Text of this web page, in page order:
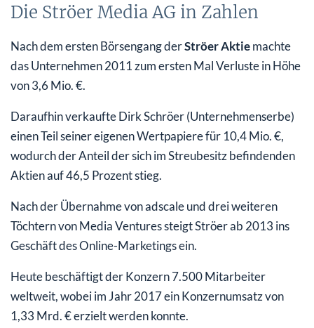
Die Ströer Media AG in Zahlen
Nach dem ersten Börsengang derStröer Aktiemachte
das Unternehmen 2011 zum ersten Mal Verluste in Höhe
von 3,6 Mio. €.
Daraufhin verkaufte Dirk Schröer (Unternehmenserbe)
einen Teil seiner eigenen Wertpapiere für 10,4 Mio. €,
wodurch der Anteil der sich im Streubesitz befindenden
Aktien auf 46,5 Prozent stieg.
Nach der Übernahme von adscale und drei weiteren
Töchtern von Media Ventures steigt Ströer ab 2013 ins
Geschäft des Online-Marketings ein.
Heute beschäftigt der Konzern 7.500 Mitarbeiter
weltweit, wobei im Jahr 2017 ein Konzernumsatz von
1,33 Mrd. € erzielt werden konnte.